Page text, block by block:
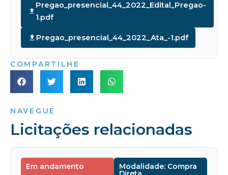
Pregao_presencial_44_2022_Edital_Pregao-
1.pdf
Pregao_presencial_44_2022_Ata_-1.pdf
COMPARTILHE
NAVEGUE
Licitações relacionadas
Em andamento Modalidade: Compra